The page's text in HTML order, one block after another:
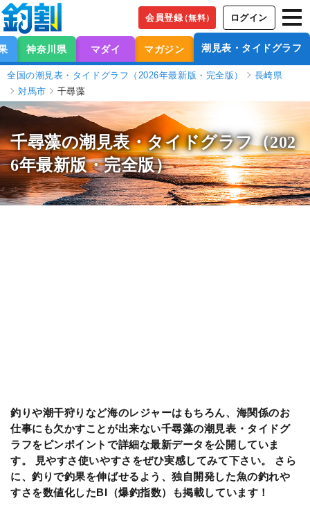
会員登録（無料） ログイン
神奈川県 マダイ マガジン 潮見表・タイドグラフ
全国の潮見表・タイドグラフ（2026年最新版・完全版）
長崎県
対馬市
千尋藻
千尋藻の潮見表・タイドグラフ（202
6年最新版・完全版）
釣りや潮干狩りなど海のレジャーはもちろん、海関係のお
仕事にも欠かすことが出来ない千尋藻の潮見表・タイドグ
ラフをピンポイントで詳細な最新データを公開していま
す。 見やすさ使いやすさをぜひ実感してみて下さい。 さら
に、釣りで釣果を伸ばせるよう、独自開発した魚の釣れや
すさを数値化したBI（爆釣指数）も掲載しています！